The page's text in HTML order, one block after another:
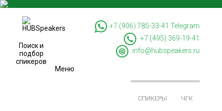
Поиск и
подбор
спикеров
+7 (906) 785-33-41 Telegram
+7 (495) 369-19-41
info@hubspeakers.ru
Меню
СПИКЕРЫ ЧГК